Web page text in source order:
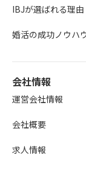
IBJが選ばれる理由
婚活の成功ノウハ
会社情報
運営会社情報
会社概要
求人情報